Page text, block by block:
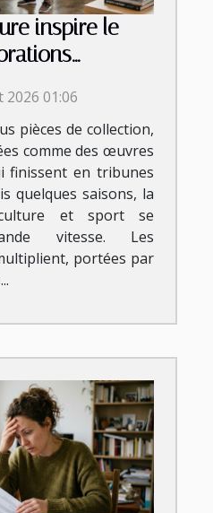
inspire le
01:06
pièces de collection,
comme des œuvres
finissent en tribunes
quelques saisons, la
et sport se
vitesse. Les
portées par